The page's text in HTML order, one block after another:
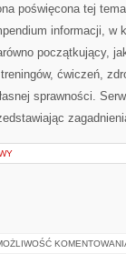
poświęcona tej
informacji, w
początkujący,
ćwiczeń,
sprawności.